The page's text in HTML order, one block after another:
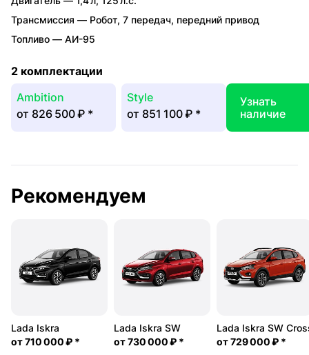
Трансмиссия — Робот, 7 передач, передний привод
Топливо — АИ-95
2 комплектации
Ambition
от 826 500 ₽ *
Style
от 851 100 ₽ *
Узнать
наличие
Рекомендуем
Lada Iskra
от710 000 ₽ *
Lada Iskra SW
от730 000 ₽ *
Lada Iskra SW
от729 000 ₽ *